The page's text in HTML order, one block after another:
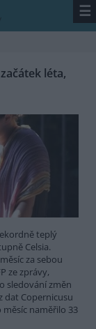
☰
léta,
teplý
Celsia.
za sebou
ze zprávy,
sledování změn
dat Copernicusu
naměřilo 33